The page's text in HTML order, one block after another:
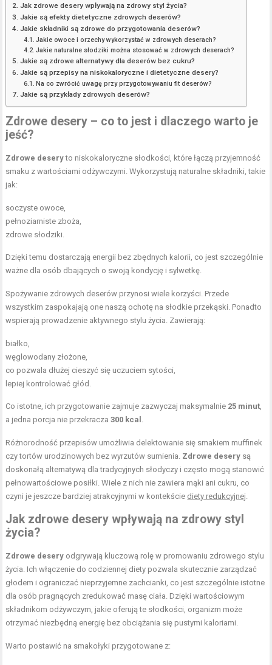
Jak zdrowe desery wpływają na zdrowy styl życia?
Jakie są efekty dietetyczne zdrowych deserów?
Jakie składniki są zdrowe do przygotowania deserów?
Jakie owoce i orzechy wykorzystać w zdrowych deserach?
Jakie naturalne słodziki można stosować w zdrowych deserach?
Jakie są zdrowe alternatywy dla deserów bez cukru?
Jakie są przepisy na niskokaloryczne i dietetyczne desery?
Na co zwrócić uwagę przy przygotowywaniu fit deserów?
Jakie są przykłady zdrowych deserów?
Zdrowe desery – co to jest i dlaczego warto je
jeść?
Zdrowe deseryto niskokaloryczne słodkości, które łączą przyjemność
smaku z wartościami odżywczymi. Wykorzystują naturalne składniki, takie
jak:
soczyste owoce,
pełnoziarniste zboża,
zdrowe słodziki.
Dzięki temu dostarczają energii bez zbędnych kalorii, co jest szczególnie
ważne dla osób dbających o swoją kondycję i sylwetkę.
Spożywanie zdrowych deserów przynosi wiele korzyści. Przede
wszystkim zaspokajają one naszą ochotę na słodkie przekąski. Ponadto
wspierają prowadzenie aktywnego stylu życia. Zawierają:
białko,
węglowodany złożone,
co pozwala dłużej cieszyć się uczuciem sytości,
lepiej kontrolować głód.
Co istotne, ich przygotowanie zajmuje zazwyczaj maksymalnie 25 minut
a jedna porcja nie przekracza300 kcal
Różnorodność przepisów umożliwia delektowanie się smakiem muffinek
czy tortów urodzinowych bez wyrzutów sumienia. Zdrowe desery są
doskonałą alternatywą dla tradycyjnych słodyczy i często mogą stanowić
pełnowartościowe posiłki. Wiele z nich nie zawiera mąki ani cukru, co
czyni je jeszcze bardziej atrakcyjnymi w kontekście diety redukcyjnej
Jak zdrowe desery wpływają na zdrowy styl
życia?
Zdrowe desery odgrywają kluczową rolę w promowaniu zdrowego stylu
życia. Ich włączenie do codziennej diety pozwala skutecznie zarządzać
głodem i ograniczać nieprzyjemne zachcianki, co jest szczególnie istotne
dla osób pragnących zredukować masę ciała. Dzięki wartościowym
składnikom odżywczym, jakie oferują te słodkości, organizm może
otrzymać niezbędną energię bez obciążania się pustymi kaloriami.
Warto postawić na smakołyki przygotowane z: